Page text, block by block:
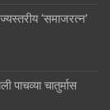
‘समाजरत्न’
पाचव्या चातुर्मास